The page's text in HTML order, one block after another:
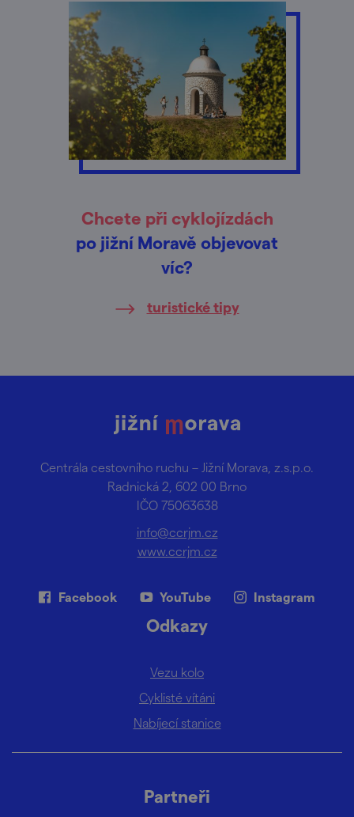
Chcete při cyklojízdách
po jižní Moravě objevovat
víc?
turistické tipy
Centrála cestovního ruchu – Jižní Morava, z.s.p.o.
Radnická 2, 602 00 Brno
IČO 75063638
info@ccrjm.cz
www.ccrjm.cz
Facebook YouTube Instagram
Odkazy
Vezu kolo
Cyklisté vítáni
Nabíjecí stanice
Partneři